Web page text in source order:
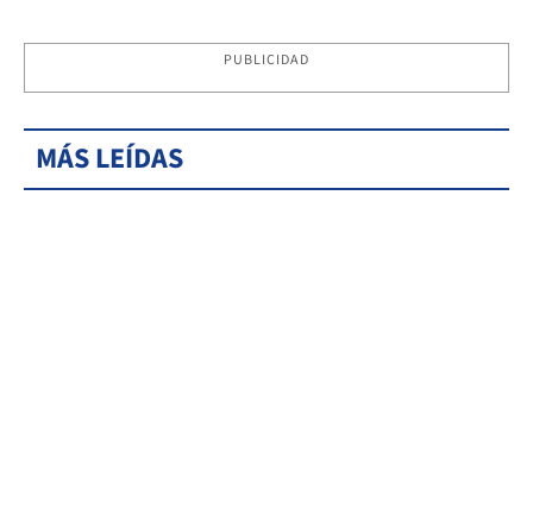
PUBLICIDAD
MÁS LEÍDAS